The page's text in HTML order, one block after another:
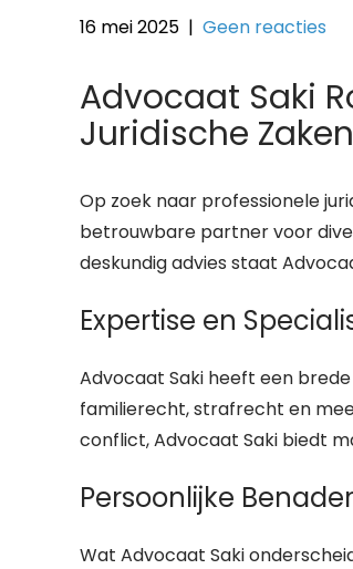
16 mei 2025 | Geen reacties
Advocaat Saki
Juridische Zaken
Op zoek naar professionele
betrouwbare partner voor
deskundig advies staat
Expertise en
Advocaat Saki heeft een
familierecht, strafrecht en
conflict, Advocaat Saki biedt
Persoonlijke
Wat Advocaat Saki